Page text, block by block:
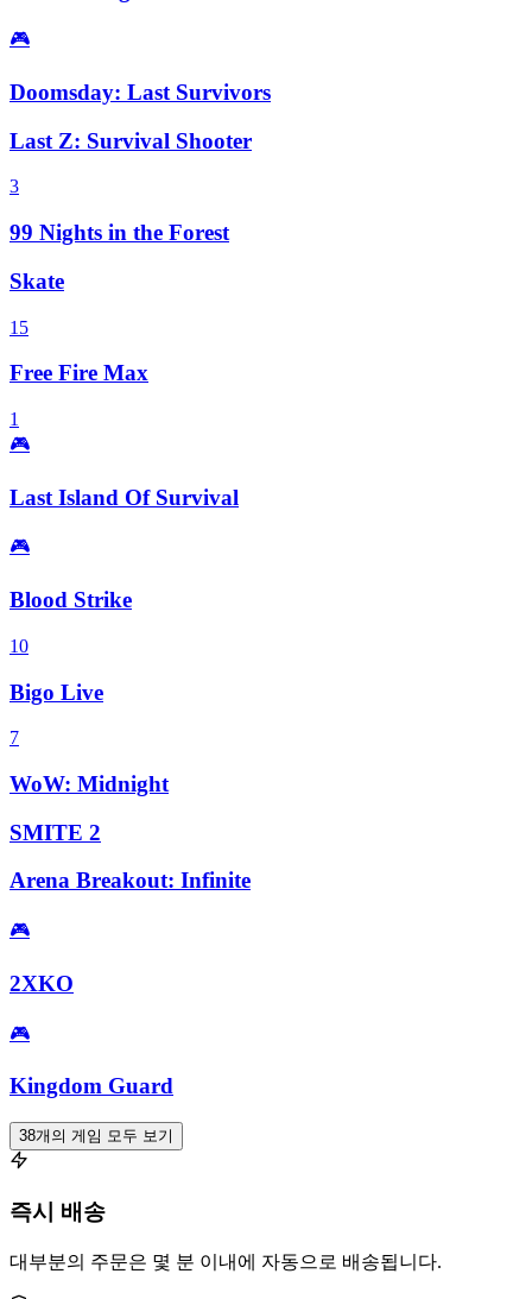
🎮
Doomsday: Last Survivors
Last Z: Survival Shooter
3
99 Nights in the Forest
Skate
15
Free Fire Max
1
🎮
Last Island Of Survival
🎮
Blood Strike
10
Bigo Live
7
WoW: Midnight
SMITE 2
Arena Breakout: Infinite
🎮
2XKO
🎮
Kingdom Guard
38개의 게임 모두 보기
즉시 배송
대부분의 주문은 몇 분 이내에 자동으로 배송됩니다.